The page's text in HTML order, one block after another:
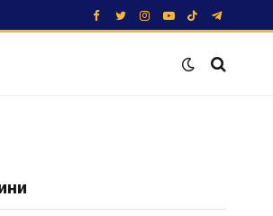
Facebook
TwitterInstagram
YouTube
TikTokTelegram